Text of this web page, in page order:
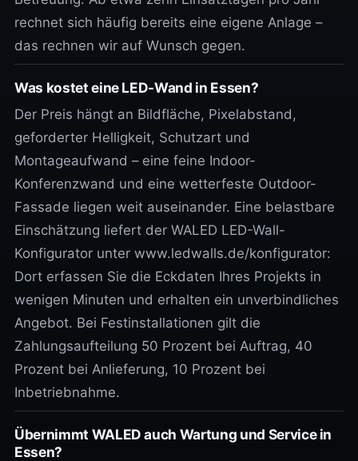
rechnet sich häufig bereits eine eigene Anlage –
das rechnen wir auf Wunsch gegen.
Was kostet eine LED-Wand in Essen?
Der Preis hängt an Bildfläche, Pixelabstand,
geforderter Helligkeit, Schutzart und
Montageaufwand – eine feine Indoor-
Konferenzwand und eine wetterfeste Outdoor-
Fassade liegen weit auseinander. Eine belastbare
Einschätzung liefert der WALED LED-Wall-
Konfigurator unter www.ledwalls.de/konfigurator:
Dort erfassen Sie die Eckdaten Ihres Projekts in
wenigen Minuten und erhalten ein unverbindliches
Angebot. Bei Festinstallationen gilt die
Zahlungsaufteilung 50 Prozent bei Auftrag, 40
Prozent bei Anlieferung, 10 Prozent bei
Inbetriebnahme.
Übernimmt WALED auch Wartung und Service in
Essen?